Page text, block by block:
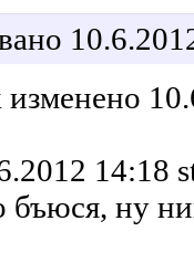
14:18
бъюся, ну